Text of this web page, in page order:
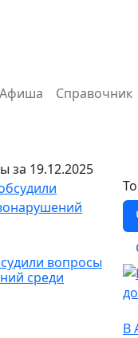
Афиша Справочник
за 19.12.2025
вопросы
среди
В